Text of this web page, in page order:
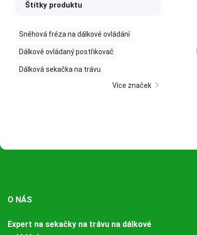
Štítky produktu
Sněhová fréza na dálkové ovládání
Dálkově ovládaný postřikovač
Dálková sekačka na trávu
Více značek
O NÁS
Expert na sekačky na trávu na dálkové